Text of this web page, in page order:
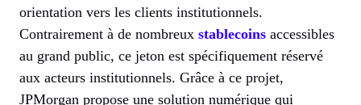
orientation vers les clients institutionnels.
Contrairement à de nombreux stablecoins accessibles
au grand public, ce jeton est spécifiquement réservé
aux acteurs institutionnels. Grâce à ce projet,
JPMorgan propose une solution numérique qui